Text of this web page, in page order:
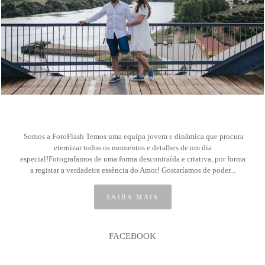
47
Somos a FotoFlash Temos uma equipa jovem e dinâmica que procura
eternizar todos os momentos e detalhes de um dia
especial!Fotografamos de uma forma descontraída e criativa, por forma
a registar a verdadeira essência do Amor! Gostaríamos de poder...
SAIBA MAIS
FACEBOOK